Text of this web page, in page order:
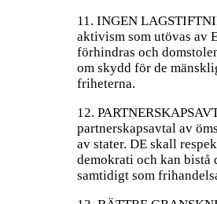
11. INGEN
aktivism som utövas av
förhindras och
om skydd för de
friheterna.
12.
partnerskapsavtal av
av stater. DE skall
demokrati och kan bistå
samtidigt som